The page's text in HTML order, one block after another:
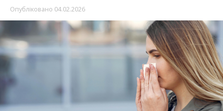
Опубліковано 04.02.2026